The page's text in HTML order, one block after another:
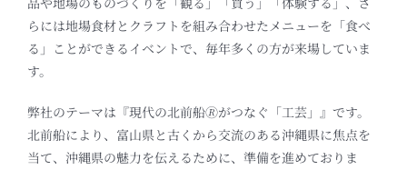
らには地場食材とクラフトを組み合わせたメニューを「食べ
る」ことができるイベントで、毎年多くの方が来場していま
す。
弊社のテーマは『現代の北前船🄬がつなぐ「工芸」』です。
北前船により、富山県と古くから交流のある沖縄県に焦点を
当て、沖縄県の魅力を伝えるために、準備を進めておりま